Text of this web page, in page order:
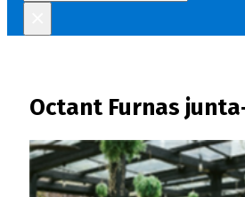
Octant Furnas